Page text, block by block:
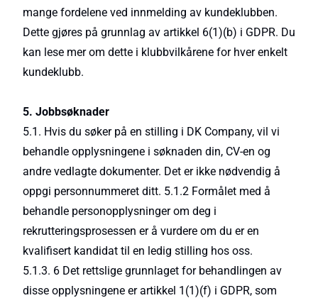
mange fordelene ved innmelding av kundeklubben.
Dette gjøres på grunnlag av artikkel 6(1)(b) i GDPR. Du
kan lese mer om dette i klubbvilkårene for hver enkelt
kundeklubb.
5. Jobbsøknader
5.1. Hvis du søker på en stilling i DK Company, vil vi
behandle opplysningene i søknaden din, CV-en og
andre vedlagte dokumenter. Det er ikke nødvendig å
oppgi personnummeret ditt. 5.1.2 Formålet med å
behandle personopplysninger om deg i
rekrutteringsprosessen er å vurdere om du er en
kvalifisert kandidat til en ledig stilling hos oss.
5.1.3. 6 Det rettslige grunnlaget for behandlingen av
disse opplysningene er artikkel 1(1)(f) i GDPR, som